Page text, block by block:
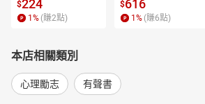
書】
$224
1% (賺2點)
$616
1% (賺6點)
本店相關類別
心理勵志 有聲書